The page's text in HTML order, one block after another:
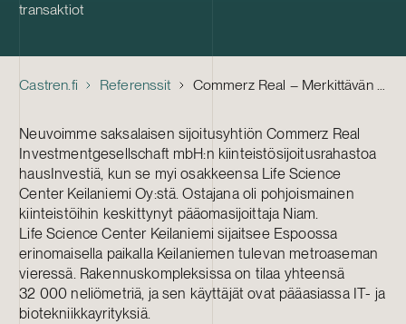
transaktiot
Castren.fi Referenssit Commerz Real – Merkittävän toimistokiinteistön myynti
Neuvoimme saksalaisen sijoitusyhtiön Commerz Real
Investmentgesellschaft mbH:n kiinteistösijoitusrahastoa
hausInvestiä, kun se myi osakkeensa Life Science
Center Keilaniemi Oy:stä. Ostajana oli pohjoismainen
kiinteistöihin keskittynyt pääomasijoittaja Niam.
Life Science Center Keilaniemi sijaitsee Espoossa
erinomaisella paikalla Keilaniemen tulevan metroaseman
vieressä. Rakennuskompleksissa on tilaa yhteensä
32 000 neliömetriä, ja sen käyttäjät ovat pääasiassa IT- ja
biotekniikkayrityksiä.